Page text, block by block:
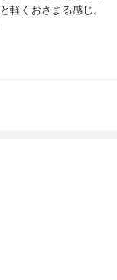
軽くおさまる感じ。